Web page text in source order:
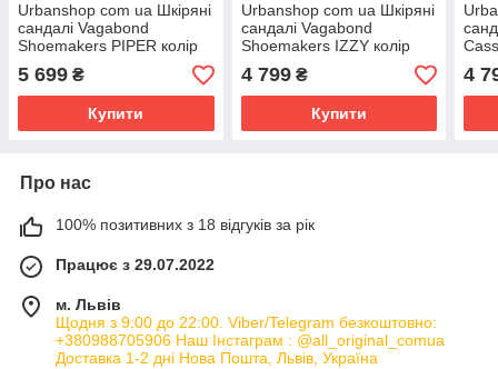
Urbanshop com ua Шкіряні
сандалі Vagabond
Shoemakers PIPER колір
золотий 5921-183-81
РОЗМІРИ ЗАПИТУЙТЕ
5 699 ₴
Купити
Urbanshop com ua Шкіряні
сандалі Vagabond
Shoemakers IZZY колір
золотий 5913-083-81
РОЗМІРИ ЗАПИТУЙТЕ
4 799₴
Купити
4
Про нас
100% позитивних з 18 відгуків за рік
Працює з 29.07.2022
м. Львів
Щодня з 9:00 до 22:00. Viber/Telegram безкоштовно:
+380988705906 Наш Інстаграм : @all_original_comua
Доставка 1-2 дні Нова Пошта, Львів, Україна